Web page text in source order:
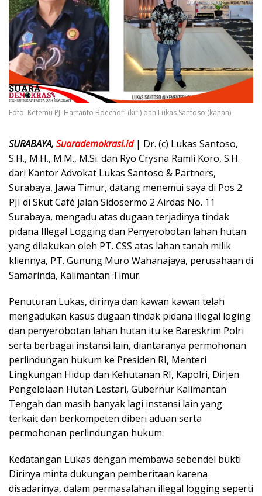
Foto: Ketemu PJI Hartanto Boechori (kiri) dan Lukas Santoso (kanan)
SURABAYA, Suarademokrasi.id| Dr. (c) Lukas Santoso,
S.H., M.H., M.M., M.Si. dan Ryo Crysna Ramli Koro, S.H.
dari Kantor Advokat Lukas Santoso & Partners,
Surabaya, Jawa Timur, datang menemui saya di Pos 2
PJI di Skut Café jalan Sidosermo 2 Airdas No. 11
Surabaya, mengadu atas dugaan terjadinya tindak
pidana Illegal Logging dan Penyerobotan lahan hutan
yang dilakukan oleh PT. CSS atas lahan tanah milik
kliennya, PT. Gunung Muro Wahanajaya, perusahaan di
Samarinda, Kalimantan Timur.
Penuturan Lukas, dirinya dan kawan kawan telah
mengadukan kasus dugaan tindak pidana illegal loging
dan penyerobotan lahan hutan itu ke Bareskrim Polri
serta berbagai instansi lain, diantaranya permohonan
perlindungan hukum ke Presiden RI, Menteri
Lingkungan Hidup dan Kehutanan RI, Kapolri, Dirjen
Pengelolaan Hutan Lestari, Gubernur Kalimantan
Tengah dan masih banyak lagi instansi lain yang
terkait dan berkompeten diberi aduan serta
permohonan perlindungan hukum.
Kedatangan Lukas dengan membawa sebendel bukti.
Dirinya minta dukungan pemberitaan karena
disadarinya, dalam permasalahan illegal logging seperti